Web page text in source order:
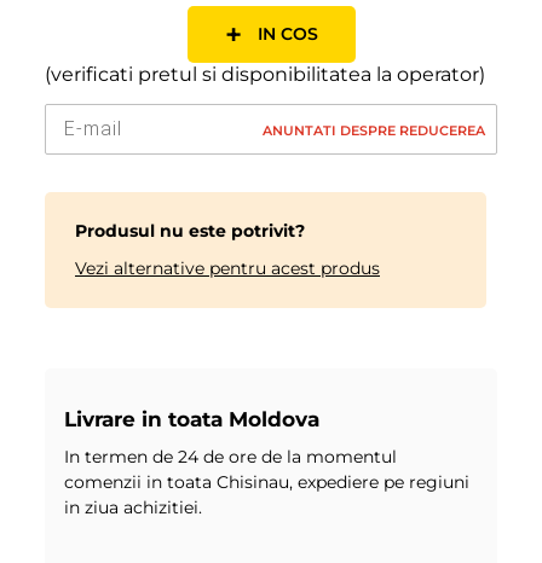
+ IN COS
(verificati pretul si disponibilitatea la operator)
ANUNTATI DESPRE REDUCEREA
Produsul nu este potrivit?
Vezi alternative pentru acest produs
Livrare in toata Moldova
In termen de 24 de ore de la momentul
comenzii in toata Chisinau, expediere pe regiuni
in ziua achizitiei.